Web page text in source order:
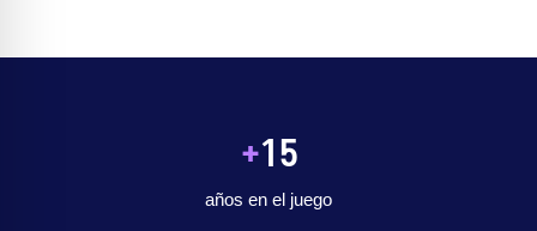
+15
años en el juego